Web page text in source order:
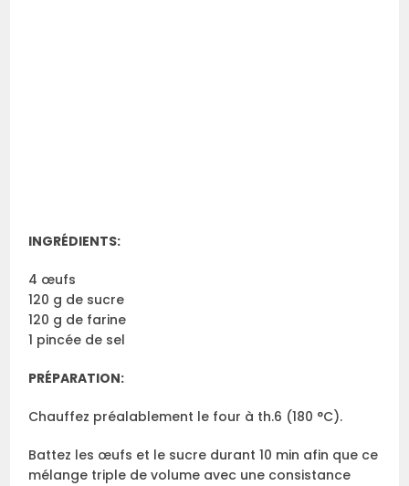
INGRÉDIENTS:
4 œufs
120 g de sucre
120 g de farine
1 pincée de sel
PRÉPARATION:
Chauffez préalablement le four à th.6 (180 °C).
Battez les œufs et le sucre durant 10 min afin que ce
mélange triple de volume avec une consistance